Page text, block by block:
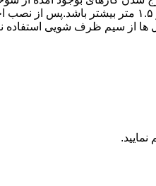
اجاق باید از بست مناسب استفاده
سیم ظرف شویی استفاده